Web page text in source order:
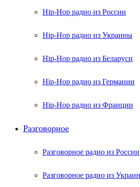
Hip-Hop радио из России
Hip-Hop радио из Украины
Hip-Hop радио из Беларуси
Hip-Hop радио из Германии
Hip-Hop радио из Франции
Разговорное
Разговорное радио из России
Разговорное радио из